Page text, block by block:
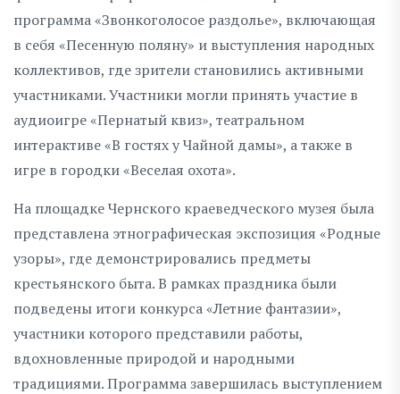
программа «Звонкоголосое раздолье», включающая
в себя «Песенную поляну» и выступления народных
коллективов, где зрители становились активными
участниками. Участники могли принять участие в
аудиоигре «Пернатый квиз», театральном
интерактиве «В гостях у Чайной дамы», а также в
игре в городки «Веселая охота».
На площадке Чернского краеведческого музея была
представлена этнографическая экспозиция «Родные
узоры», где демонстрировались предметы
крестьянского быта. В рамках праздника были
подведены итоги конкурса «Летние фантазии»,
участники которого представили работы,
вдохновленные природой и народными
традициями. Программа завершилась выступлением